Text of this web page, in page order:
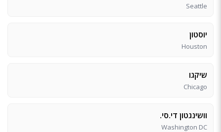
Seattle
יוסטון
Houston
שיקגו
Chicago
וושינגטון די.סי.
Washington DC